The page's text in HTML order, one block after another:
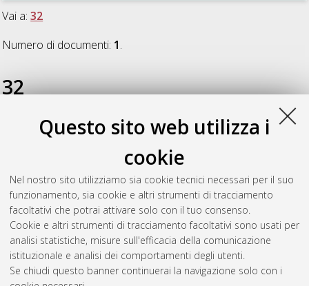
Questo sito web utilizza i
cookie
Nel nostro sito utilizziamo sia cookie tecnici necessari per il suo
funzionamento, sia cookie e altri strumenti di tracciamento
facoltativi che potrai attivare solo con il tuo consenso.
Cookie e altri strumenti di tracciamento facoltativi sono usati per
analisi statistiche, misure sull'efficacia della comunicazione
istituzionale e analisi dei comportamenti degli utenti.
Se chiudi questo banner continuerai la navigazione solo con i
Vai a:32
Numero di documenti: 1.
32
Cristofaro, Domenico(2020)Between African planning and
colonial intervention: the process of urbanization in
Bolgatanga, Ghana (1896-1939), [Dissertation thesis], Alma
Mater Studiorum Università di Bologna. Dottorato di ricerca in
Storia culture civilta', 32 Ciclo. DOI
10.6092/unibo/amsdottorato/9383.
Questa lista e' stata generata il Wed Aug 5 20:32:12 2026